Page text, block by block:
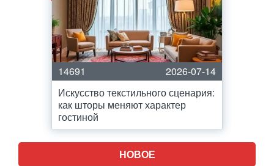
14691
2026-07-14
Искусство текстильного сценария:
как шторы меняют характер
гостиной
НОВОЕ